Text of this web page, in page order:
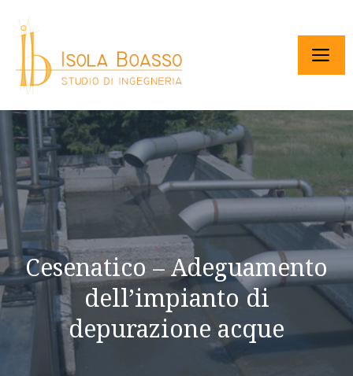
Cesenatico – Adeguamento
dell’impianto di
depurazione acque